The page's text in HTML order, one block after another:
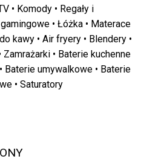
• Komody • Regały i
• Łóżka • Materace
kawy • Air fryery • Blendery •
Zamrażarki • Baterie kuchenne
• Baterie umywalkowe • Baterie
• Saturatory